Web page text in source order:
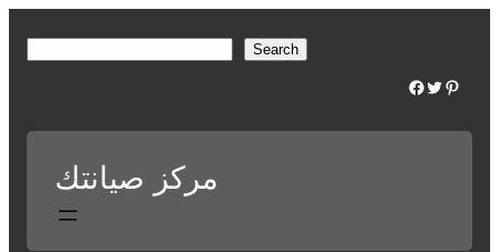
r
Search
Facebook Twitter Pinterest
مركز صيانتك